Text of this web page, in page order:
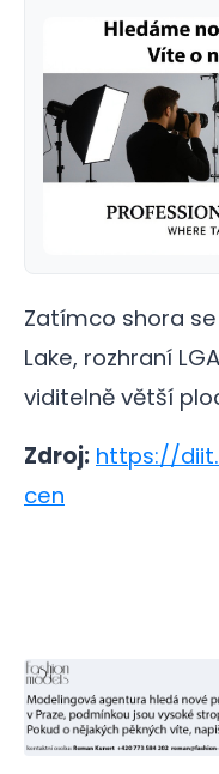
Zatímco shora
Lake, rozhraní
viditelně větší
Zdroj: https://
cen